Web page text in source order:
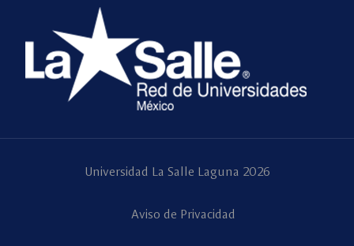
Universidad La Salle Laguna 2026
Aviso de Privacidad